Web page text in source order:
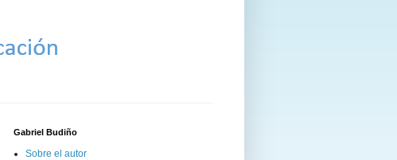
Gabriel Budiño
Sobre el autor